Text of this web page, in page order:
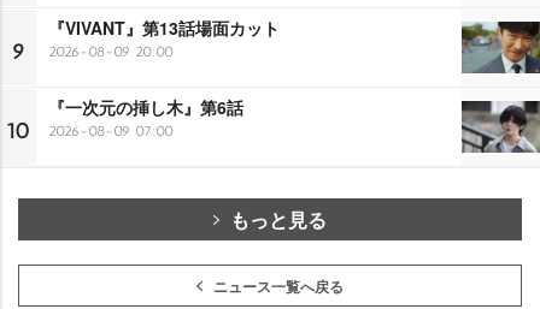
9
『VIVANT』第13話場面カット
2026-08-09 20:00
10
『一次元の挿し木』第6話
2026-08-09 07:00
もっと見る
ニュース一覧へ戻る